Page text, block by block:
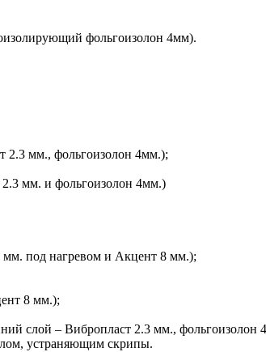
фольгоизолон 4мм).
2.3 мм., фольгоизолон 4мм.);
2.3 мм. и фольгоизолон 4мм.)
мм. под нагревом и Акцент 8 мм.);
8 мм.);
слой – Вибропласт 2.3 мм.,
устраняющим скрипы.